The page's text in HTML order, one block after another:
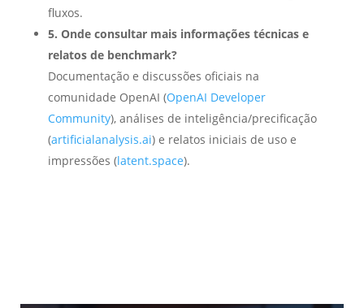
fluxos.
5. Onde consultar mais informações técnicas e
relatos de benchmark?
Documentação e discussões oficiais na
comunidade OpenAI (OpenAI Developer
Community), análises de inteligência/precificação
(artificialanalysis.ai) e relatos iniciais de uso e
impressões (latent.space).